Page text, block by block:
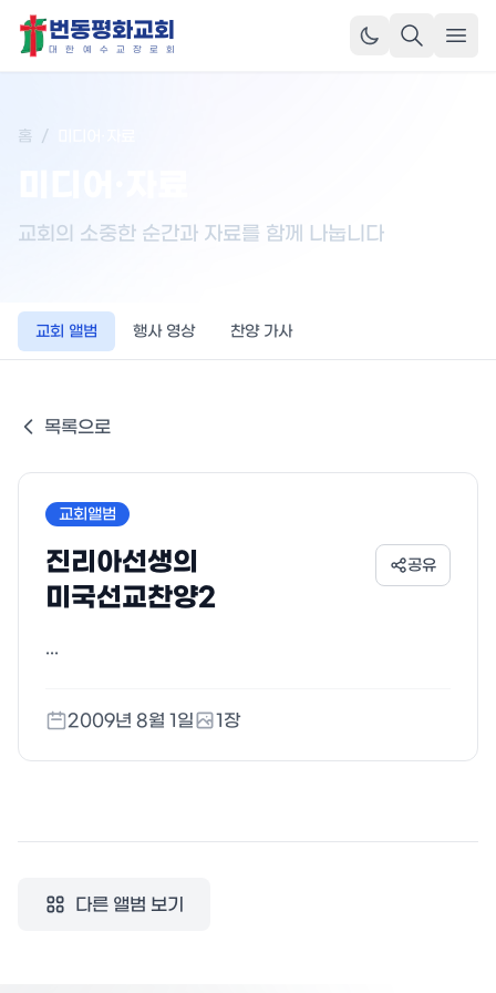
번동평화교회
대 한 예 수 교 장 로 회
메뉴
홈 /
교회의 소중한 순간과 자료를 함께 나눕니다
교회 앨범 행사 영상 찬양 가사
목록으로
교회앨범
진리아선생의
미국선교찬양2
공유
2009년 8월 1일 1 장
다른 앨범 보기